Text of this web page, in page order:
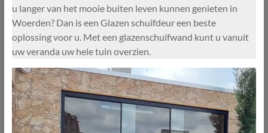
u langer van het mooie buiten leven kunnen genieten in
Woerden? Dan is een Glazen schuifdeur een beste
oplossing voor u. Met een glazenschuifwand kunt u vanuit
uw veranda uw hele tuin overzien.